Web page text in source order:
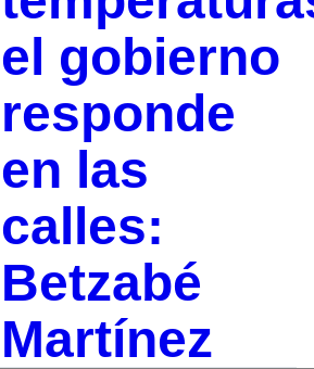
el gobierno
responde
en las
calles:
Betzabé
Martínez